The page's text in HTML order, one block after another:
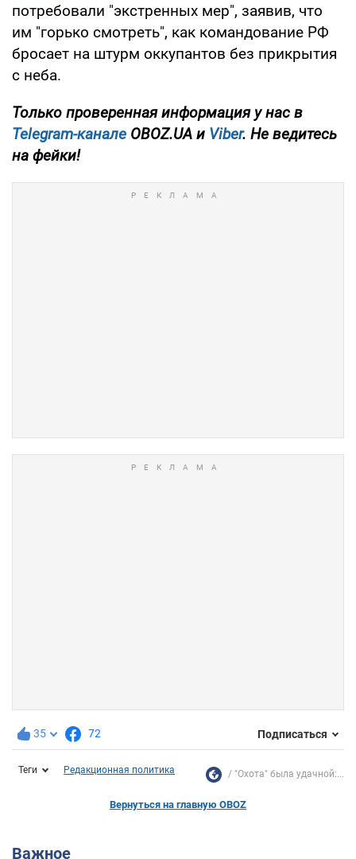
потребовали "экстренных мер", заявив, что
им "горько смотреть", как командование РФ
бросает на штурм оккупантов без прикрытия
с неба.
Только проверенная информация у нас в
Telegram-канале OBOZ.UA и Viber. Не ведитесь
на фейки!
35 72 Подписаться
Теги Редакционная политика "Охота" была удачной:...
Вернуться на главную OBOZ
Важное